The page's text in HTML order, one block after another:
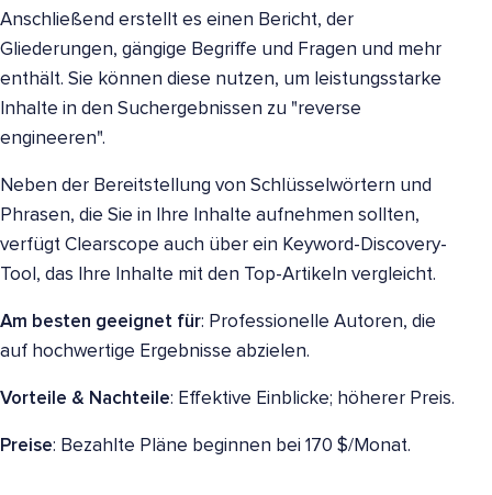
Anschließend erstellt es einen Bericht, der
Gliederungen, gängige Begriffe und Fragen und mehr
enthält. Sie können diese nutzen, um leistungsstarke
Inhalte in den Suchergebnissen zu "reverse
engineeren".
Neben der Bereitstellung von Schlüsselwörtern und
Phrasen, die Sie in Ihre Inhalte aufnehmen sollten,
verfügt Clearscope auch über ein Keyword-Discovery-
Tool, das Ihre Inhalte mit den Top-Artikeln vergleicht.
Am besten geeignet für: Professionelle Autoren, die
auf hochwertige Ergebnisse abzielen.
Vorteile & Nachteile: Effektive Einblicke; höherer Preis.
Preise: Bezahlte Pläne beginnen bei 170 $/Monat.